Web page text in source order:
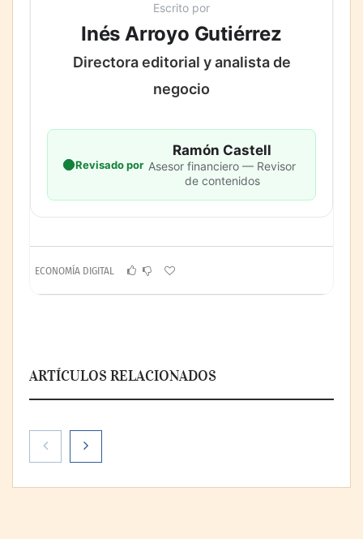
Escrito por
Inés Arroyo Gutiérrez
Directora editorial y analista de
negocio
Revisado por
Ramón Castell
Asesor financiero — Revisor
de contenidos
ECONOMÍA DIGITAL
ARTÍCULOS RELACIONADOS